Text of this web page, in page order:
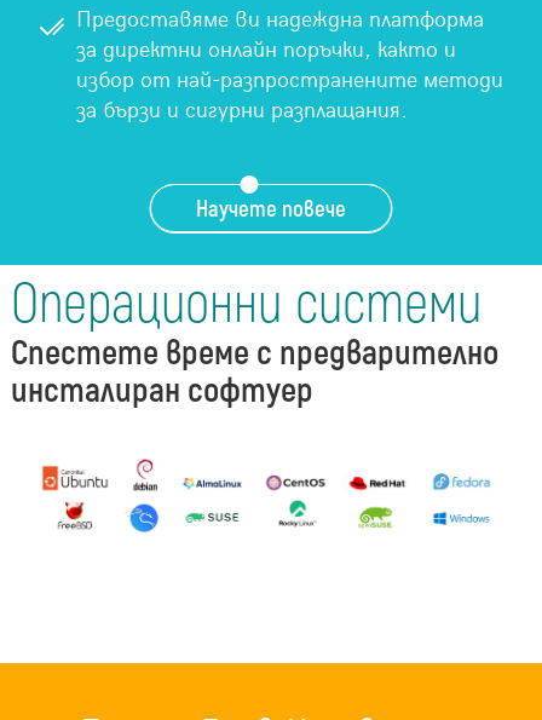
Предоставяме ви надеждна платформа
за директни онлайн поръчки, както и
избор от най-разпространените методи
за бързи и сигурни разплащания.
Научете повече
Операционни системи
Спестете време с предварително
инсталиран софтуер